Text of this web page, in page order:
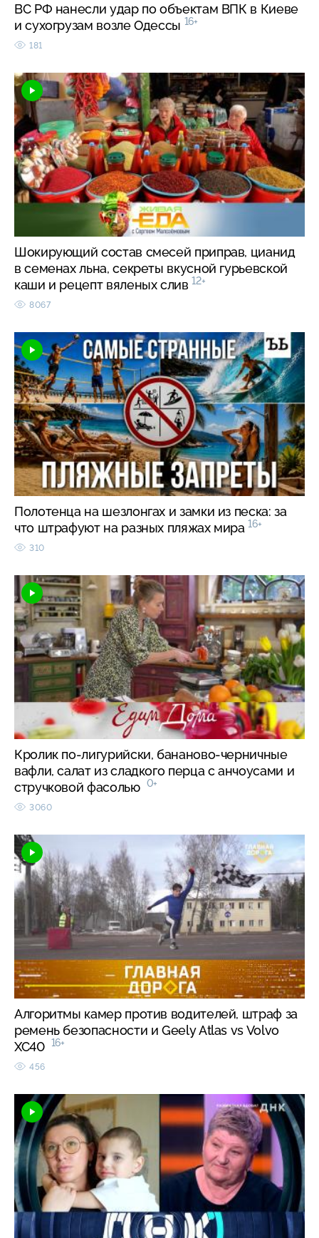
ВС РФ нанесли удар по объектам ВПК в Киеве
и сухогрузам возле Одессы 16+
181
Шокирующий состав смесей приправ, цианид
в семенах льна, секреты вкусной гурьевской
каши и рецепт вяленых слив 12+
8067
Полотенца на шезлонгах и замки из песка: за
что штрафуют на разных пляжах мира 16+
310
Кролик по-лигурийски, бананово-черничные
вафли, салат из сладкого перца с анчоусами и
стручковой фасолью 0+
3060
Алгоритмы камер против водителей, штраф за
ремень безопасности и Geely Atlas vs Volvo
XC40 16+
456